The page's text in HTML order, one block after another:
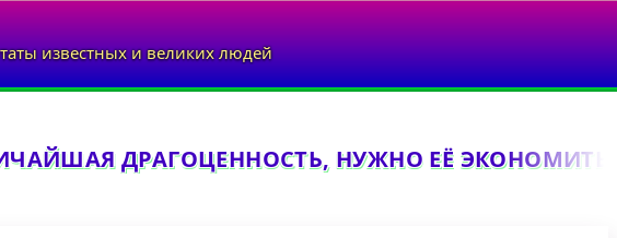
известных и великих людей
ДРАГОЦЕННОСТЬ, НУЖНО ЕЁ ЭКОНОМИТЬ...